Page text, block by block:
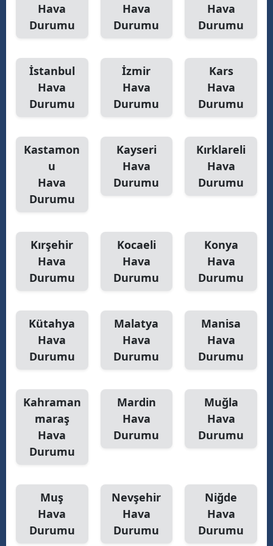
Hava
Durumu
Hava
Durumu
Hava
Durumu
İstanbul
Hava
Durumu
İzmir
Hava
Durumu
Kars
Hava
Durumu
Kastamon
u
Hava
Durumu
Kayseri
Hava
Durumu
Kırklareli
Hava
Durumu
Kırşehir
Hava
Durumu
Kocaeli
Hava
Durumu
Konya
Hava
Durumu
Kütahya
Hava
Durumu
Malatya
Hava
Durumu
Manisa
Hava
Durumu
Kahraman
maraş
Hava
Durumu
Mardin
Hava
Durumu
Muğla
Hava
Durumu
Muş
Hava
Durumu
Nevşehir
Hava
Durumu
Niğde
Hava
Durumu